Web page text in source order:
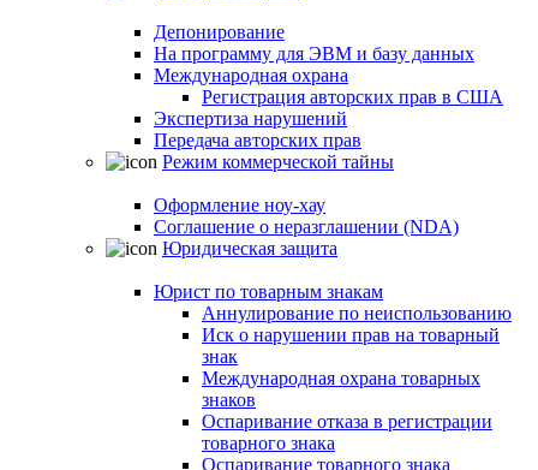
Депонирование
На программу для ЭВМ и базу данных
Международная охрана
Регистрация авторских прав в США
Экспертиза нарушений
Передача авторских прав
Режим коммерческой тайны
Оформление ноу-хау
Соглашение о неразглашении (NDA)
Юридическая защита
Юрист по товарным знакам
Аннулирование по неиспользованию
Иск о нарушении прав на товарный
знак
Международная охрана товарных
знаков
Оспаривание отказа в регистрации
товарного знака
Оспаривание товарного знака